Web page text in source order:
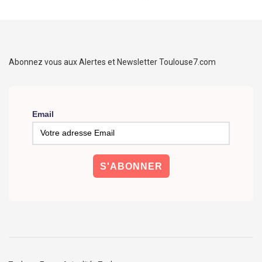
Abonnez vous aux Alertes et Newsletter Toulouse7.com
Email